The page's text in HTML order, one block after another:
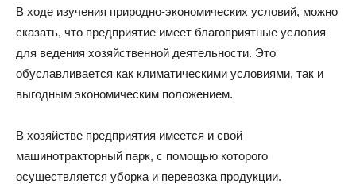
В ходе изучения природно-экономических условий, можно
сказать, что предприятие имеет благоприятные условия
для ведения хозяйственной деятельности. Это
обуславливается как климатическими условиями, так и
выгодным экономическим положением.
В хозяйстве предприятия имеется и свой
машинотракторный парк, с помощью которого
осуществляется уборка и перевозка продукции.